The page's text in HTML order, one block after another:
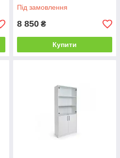
Під замовлення
8 850 ₴
Купити